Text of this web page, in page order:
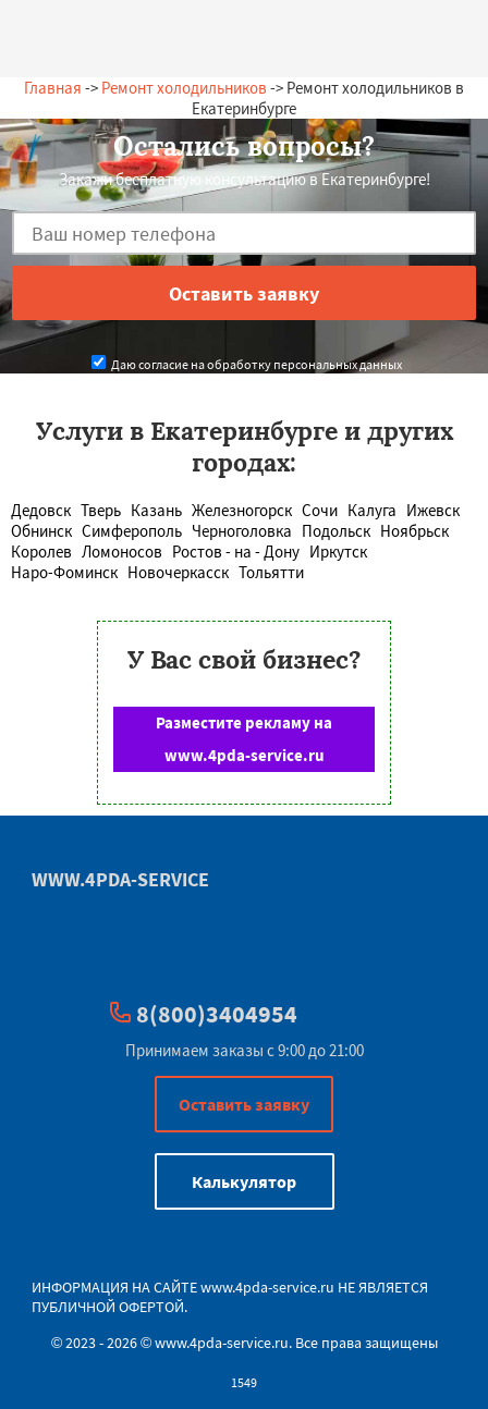
Главная -> Ремонт холодильников -> Ремонт холодильников в
Екатеринбурге
Остались вопросы?
Закажи бесплатную консультацию в Екатеринбурге!
Даю согласие на обработку персональных данных
Услуги в Екатеринбурге и других
городах:
Дедовск Тверь Казань Железногорск Сочи Калуга Ижевск
Обнинск Симферополь Черноголовка Подольск Ноябрьск
Королев Ломоносов Ростов - на - Дону Иркутск
Наро-Фоминск Новочеркасск Тольятти
У Вас свой бизнес?
Разместите рекламу на
www.4pda-service.ru
WWW.4PDA-SERVICE
8(800)3404954
Принимаем заказы с 9:00 до 21:00
Оставить заявку
Калькулятор
ИНФОРМАЦИЯ НА САЙТЕwww.4pda-service.ru НЕ ЯВЛЯЕТСЯ
ПУБЛИЧНОЙ ОФЕРТОЙ.
© 2023 - 2026 © www.4pda-service.ru. Все права защищены
1549